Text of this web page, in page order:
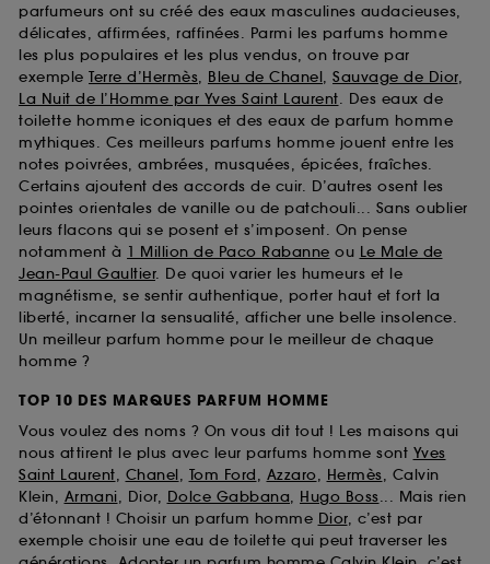
parfumeurs ont su créé des eaux masculines audacieuses,
délicates, affirmées, raffinées. Parmi les parfums homme
les plus populaires et les plus vendus, on trouve par
exemple Terre d’Hermès, Bleu de Chanel, Sauvage de Dior,
La Nuit de l’Homme par Yves Saint Laurent. Des eaux de
toilette homme iconiques et des eaux de parfum homme
mythiques. Ces meilleurs parfums homme jouent entre les
notes poivrées, ambrées, musquées, épicées, fraîches.
Certains ajoutent des accords de cuir. D’autres osent les
pointes orientales de vanille ou de patchouli... Sans oublier
leurs flacons qui se posent et s’imposent. On pense
notamment à 1 Million de Paco Rabanne ou Le Male de
Jean-Paul Gaultier. De quoi varier les humeurs et le
magnétisme, se sentir authentique, porter haut et fort la
liberté, incarner la sensualité, afficher une belle insolence.
Un meilleur parfum homme pour le meilleur de chaque
homme ?
TOP 10 DES MARQUES PARFUM HOMME
Vous voulez des noms ? On vous dit tout ! Les maisons qui
nous attirent le plus avec leur parfums homme sont Yves
Saint Laurent, Chanel, Tom Ford, Azzaro, Hermès, Calvin
Klein, Armani, Dior, Dolce Gabbana, Hugo Boss... Mais rien
d’étonnant ! Choisir un parfum homme Dior, c’est par
exemple choisir une eau de toilette qui peut traverser les